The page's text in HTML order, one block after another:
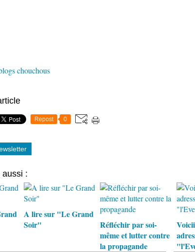
chouchous
Repost 0
aussi :
A lire sur "Le Grand
Soir"
Réfléchir par soi-
même et lutter contre
la propagande